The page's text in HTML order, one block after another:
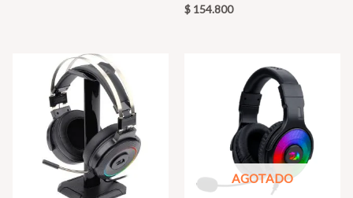
$ 154.800
AGOTADO